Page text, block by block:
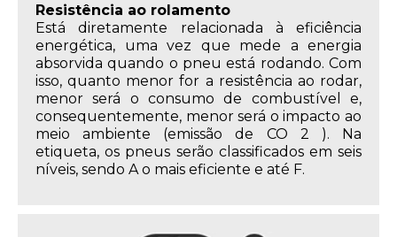
Resistência ao rolamento
Está diretamente relacionada à eficiência
energética, uma vez que mede a energia
absorvida quando o pneu está rodando. Com
isso, quanto menor for a resistência ao rodar,
menor será o consumo de combustível e,
consequentemente, menor será o impacto ao
meio ambiente (emissão de CO 2 ). Na
etiqueta, os pneus serão classificados em seis
níveis, sendo A o mais eficiente e até F.